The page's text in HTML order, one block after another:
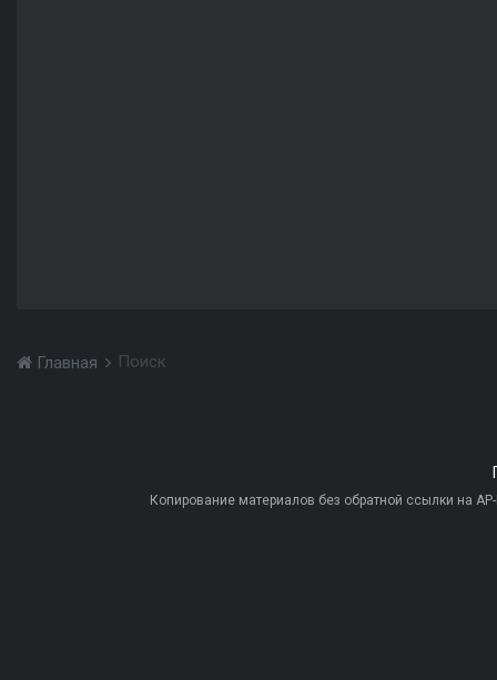
Главная Поиск
Копирование материалов без обратной ссылки на